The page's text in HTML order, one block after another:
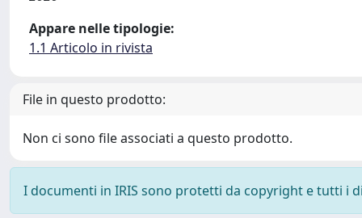
Appare nelle tipologie:
1.1 Articolo in rivista
File in questo prodotto:
Non ci sono file associati a questo prodotto.
I documenti in IRIS sono protetti da copyright e tutti i